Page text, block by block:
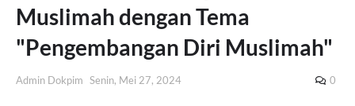
Muslimah dengan Tema
"Pengembangan Diri Muslimah"
Admin Dokpim Senin, Mei 27, 2024 0